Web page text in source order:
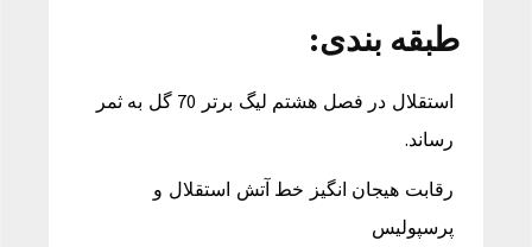
طبقه بندی:
استقلال در فصل هشتم لیگ برتر 70 گل به ثمر
رساند.
رقابت هیجان انگیز خط آتش استقلال و
پرسپولیس